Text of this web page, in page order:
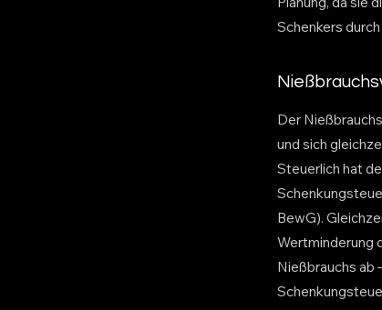
Schenkers
Der
und sich
Steuerlich hat
BewG).
Wertminderung
Nießbrauchs ab